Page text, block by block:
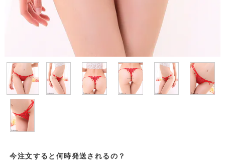
今注文すると何時発送されるの？